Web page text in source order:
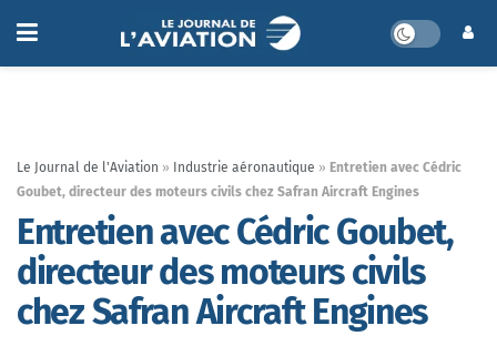
Le Journal de l'Aviation » Industrie aéronautique » Entretien avec Cédric
Goubet, ‎directeur des moteurs civils chez ‎Safran Aircraft Engines
Entretien avec Cédric Goubet,
‎directeur des moteurs civils
chez ‎Safran Aircraft Engines